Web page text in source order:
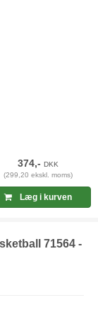
374,-DKK
(299,20 ekskl. moms)
Læg i kurven
71564 -